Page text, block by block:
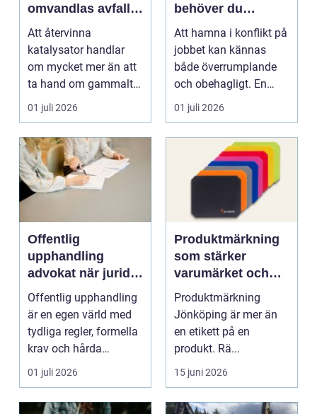
omvandlas avfall
till värdefulla
resurser
Att återvinna
katalysator handlar
om mycket mer än att
ta hand om gammalt
skrot. I varje
katalysator...
01 juli 2026
behöver du
professionell hjälp
i arbetslivet?
Att hamna i konflikt på
jobbet kan kännas
både överrumplande
och obehagligt. En
anställning påverkar...
01 juli 2026
Offentlig
upphandling
advokat när juridik
möter affär
Offentlig upphandling
är en egen värld med
tydliga regler, formella
krav och hårda
tidsfrister. För ...
01 juli 2026
Produktmärkning
som stärker
varumärket och
underlättar
vardagen
Produktmärkning
Jönköping är mer än
en etikett på en
produkt. Rä...
15 juni 2026